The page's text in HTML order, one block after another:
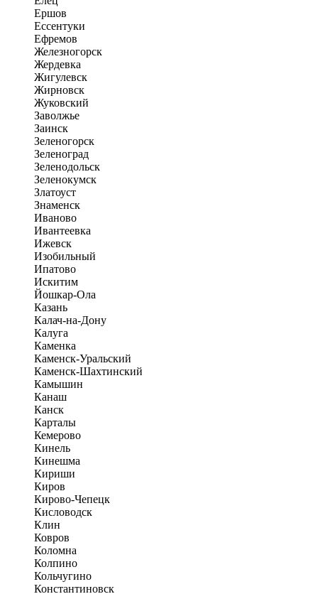
Ершов
Ессентуки
Ефремов
Железногорск
Жердевка
Жигулевск
Жирновск
Жуковский
Заволжье
Заинск
Зеленогорск
Зеленоград
Зеленодольск
Зеленокумск
Златоуст
Знаменск
Иваново
Ивантеевка
Ижевск
Изобильный
Ипатово
Искитим
Йошкар-Ола
Казань
Калач-на-Дону
Калуга
Каменка
Каменск-Уральский
Каменск-Шахтинский
Камышин
Канаш
Канск
Карталы
Кемерово
Кинель
Кинешма
Кириши
Киров
Кирово-Чепецк
Кисловодск
Клин
Ковров
Коломна
Колпино
Кольчугино
Константиновск